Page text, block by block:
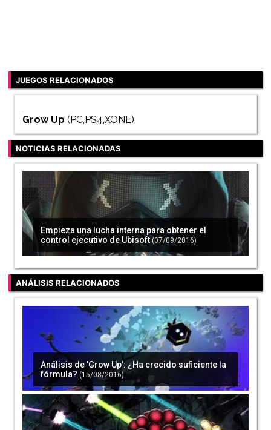
JUEGOS RELACIONADOS
Grow Up (PC,PS4,XONE)
NOTICIAS RELACIONADAS
Empieza una lucha interna para obtener el
control ejecutivo de Ubisoft (07/09/2016)
ANÁLISIS RELACIONADOS
Análisis de 'Grow Up': ¿Ha crecido suficiente la
fórmula? (15/08/2016)